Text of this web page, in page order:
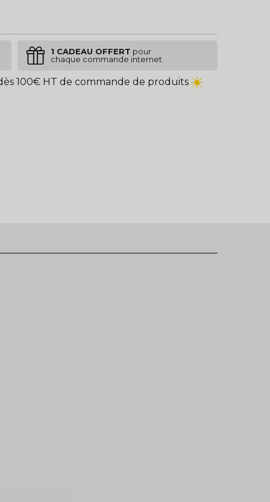
1 CADEAU OFFERT pour
chaque commande internet
100€ HT de commande de produits